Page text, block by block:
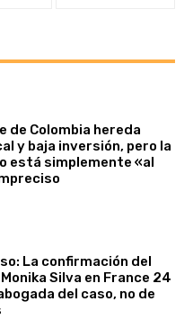
de Colombia hereda
y baja inversión, pero la
está simplemente «al
La confirmación del
Silva en France 24
del caso, no de